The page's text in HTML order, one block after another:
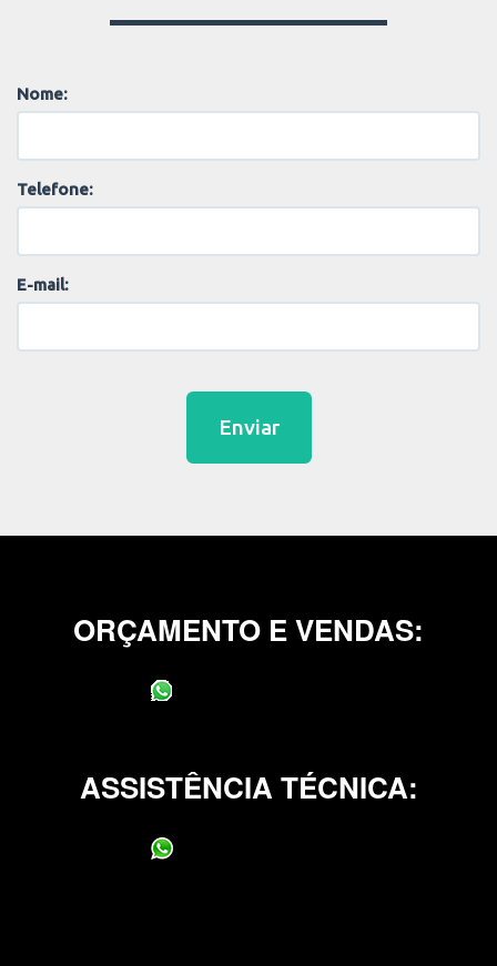
Nome:
Telefone:
E-mail:
Enviar
ORÇAMENTO E VENDAS:
ASSISTÊNCIA TÉCNICA: